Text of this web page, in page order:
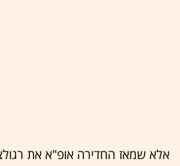
אלא שמאז החדירה אופ"א את